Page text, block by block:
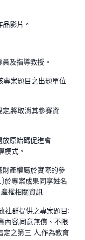
影片。
及指導教授。
專案題目之出題單位
,將取消其參賽資
原始碼促進會
式。
產權屬於實際的參
於專案成果同享姓名
權相關資訊
社群提供之專案題目:
內容,同意無償、不限
定之第三 人,作為教育